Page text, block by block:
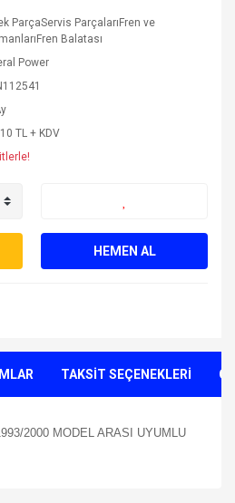
ParçaServis ParçalarıFren ve
Balatası
Power
TL + KDV
HEMEN AL
TAKSİT SEÇENEKLERİ
2000 MODEL ARASI UYUMLU